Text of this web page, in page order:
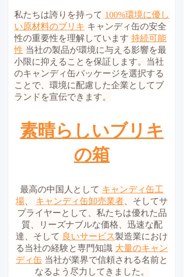
私たちは誇りを持って 100%環境に優し
い原材料のブリキ キャンディ缶の安全
性の重要性を理解しています 持続可能
性 当社の製品が環境に与える影響を最
小限に抑えることを保証します。当社
のキャンディ缶パッケージを選択する
ことで、環境に配慮した企業としてブ
ランドを宣伝できます。
素晴らしいブリキ
の箱
最高の中国人として キャンディ缶工
場、 キャンディ缶卸売業者、そしてサ
プライヤーとして、私たちは優れた品
質、リーズナブルな価格、迅速な配
達、そして 良いサービス製造業におけ
る当社の経験と専門知識 大量のキャン
ディ缶 当社が業界で信頼される名前と
なるよう尽力してきました。